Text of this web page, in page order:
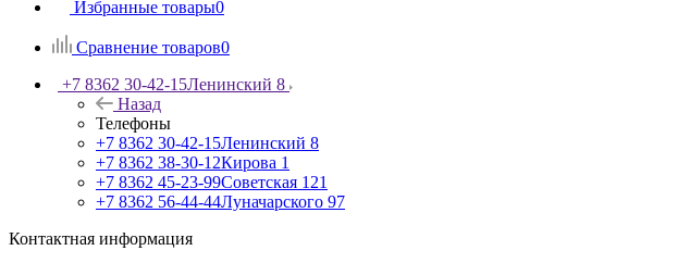
Избранные товары0
Сравнение товаров0
+7 8362 30-42-15Ленинский 8
Назад
Телефоны
+7 8362 30-42-15Ленинский 8
+7 8362 38-30-12Кирова 1
+7 8362 45-23-99Советская 121
+7 8362 56-44-44Луначарского 97
Контактная информация